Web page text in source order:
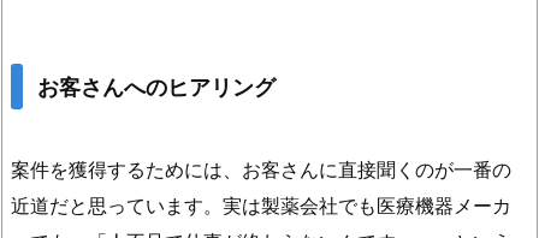
お客さんへのヒアリング
案件を獲得するためには、お客さんに直接聞くのが一番の
近道だと思っています。実は製薬会社でも医療機器メーカ